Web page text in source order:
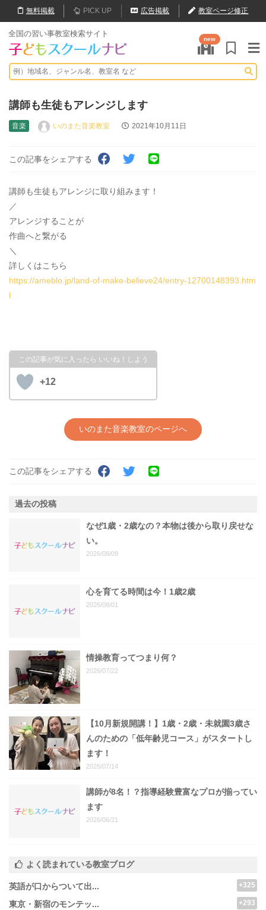
無料掲載 PICK UP 広告掲載 教室ページ修正
全国の習い事教室検索サイト
new
講師も生徒もアレンジします
音楽 いのまた音楽教室 2021年10月11日
この記事をシェアする
講師も生徒もアレンジに取り組みます！
／
アレンジすることが
作曲へと繋がる
＼
詳しくはこちら
https://ameblo.jp/land-of-make-believe24/entry-12700148393.htm
l
+12
いのまた音楽教室のページへ
この記事をシェアする
過去の投稿
なぜ1歳・2歳なの？本物は後から取り戻せな
い。
2026/08/09
心を育てる時間は今！1歳2歳
2026/08/01
情操教育ってつまり何？
2026/07/22
【10月新規開講！】1歳・2歳・未就園3歳さ
んのための「低年齢児コース」がスタートし
ます！
2026/07/14
講師が8名！？指導経験豊富なプロが揃ってい
ます
2026/06/21
よく読まれている教室ブログ
英語が口からついて出... +325
東京・新宿のモンテッ... +293